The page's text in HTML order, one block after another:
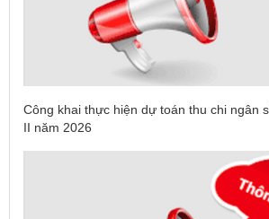
Công khai thực hiện dự toán thu chi ngân
II năm 2026